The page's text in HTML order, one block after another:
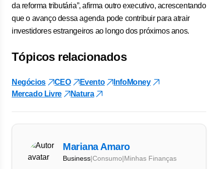
da reforma tributária”, afirma outro executivo, acrescentando
que o avanço dessa agenda pode contribuir para atrair
investidores estrangeiros ao longo dos próximos anos.
Tópicos relacionados
Negócios CEO Evento
InfoMoney
Mercado Livre
Natura
Mariana Amaro
Business|Consumo|Minhas Finanças